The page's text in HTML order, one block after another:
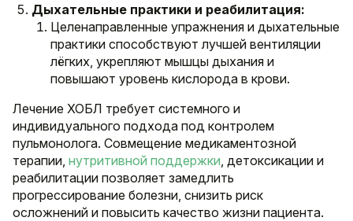
Дыхательные практики и реабилитация:
Целенаправленные упражнения и дыхательные
практики способствуют лучшей вентиляции
лёгких, укрепляют мышцы дыхания и
повышают уровень кислорода в крови.
Лечение ХОБЛ требует системного и
индивидуального подхода под контролем
пульмонолога. Совмещение медикаментозной
терапии, нутритивной поддержки , детоксикации и
реабилитации позволяет замедлить
прогрессирование болезни, снизить риск
осложнений и повысить качество жизни пациента.